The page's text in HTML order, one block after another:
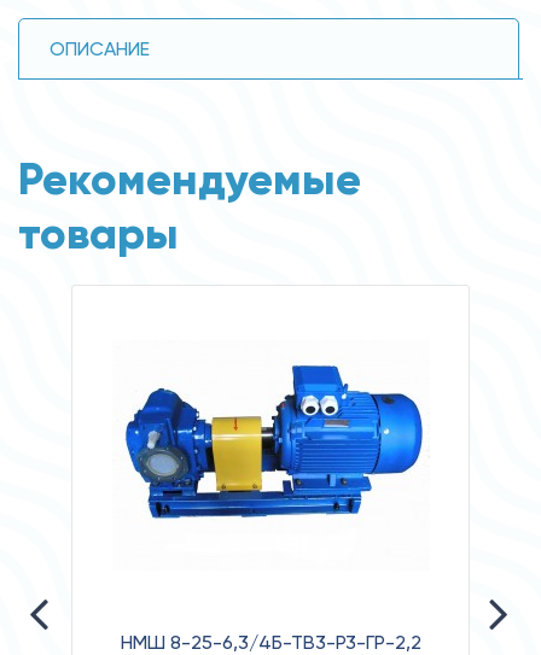
ОПИСАНИЕ
Рекомендуемые
товары
НМШ 8-25-6,3/4Б-ТВ3-Р3-ГР-2,2